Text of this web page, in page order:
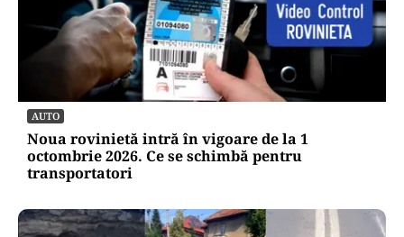
AUTO
Noua rovinietă intră în vigoare de la 1
octombrie 2026. Ce se schimbă pentru
transportatori